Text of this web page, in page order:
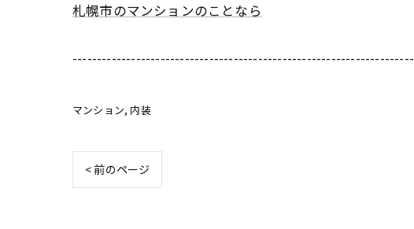
札幌市のマンションのことなら
----------------------------------------------------------------------
マンション 内装
< 前のページ